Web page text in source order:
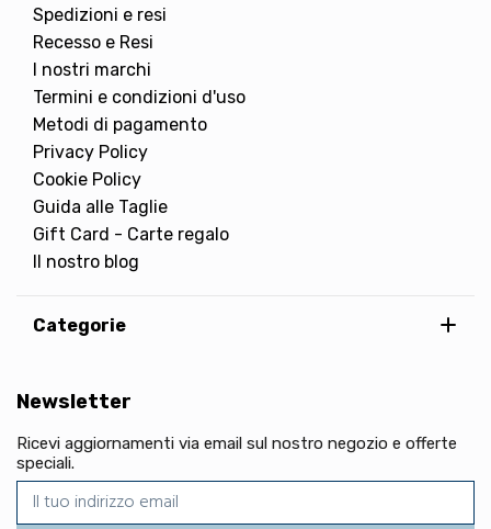
Spedizioni e resi
Recesso e Resi
I nostri marchi
Termini e condizioni d'uso
Metodi di pagamento
Privacy Policy
Cookie Policy
Guida alle Taglie
Gift Card - Carte regalo
Il nostro blog
Categorie
Newsletter
Ricevi aggiornamenti via email sul nostro negozio e offerte
speciali.